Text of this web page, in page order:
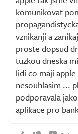
komunikovat
vznikanji a
proste dopsud
tuzkou dneska
lidi co maji
nesouhlasim ...
podporavala
aplikace pro